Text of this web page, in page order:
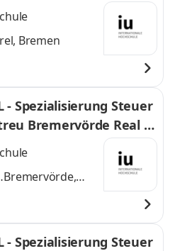
Bremen
- Spezialisierung Steuer
Bremervörde Real Tr
Bremervörde,
- Spezialisierung Steuer